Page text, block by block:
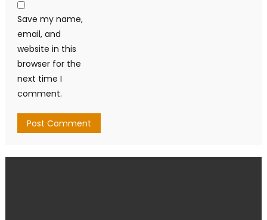
Save my name,
email, and
website in this
browser for the
next time I
comment.